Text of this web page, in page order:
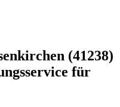
(41238)
für